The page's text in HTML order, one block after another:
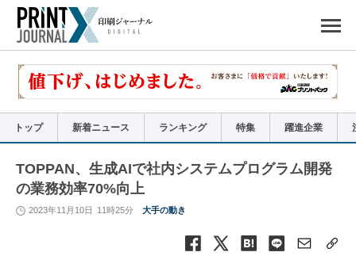
で
リ
トップ 新着ニュース ランキング 特集 躍進企業
TOPPAN、生成AIで社内システムプログラム開発
の業務効率70%向上
2023年11月10日 11時25分 大手の動き